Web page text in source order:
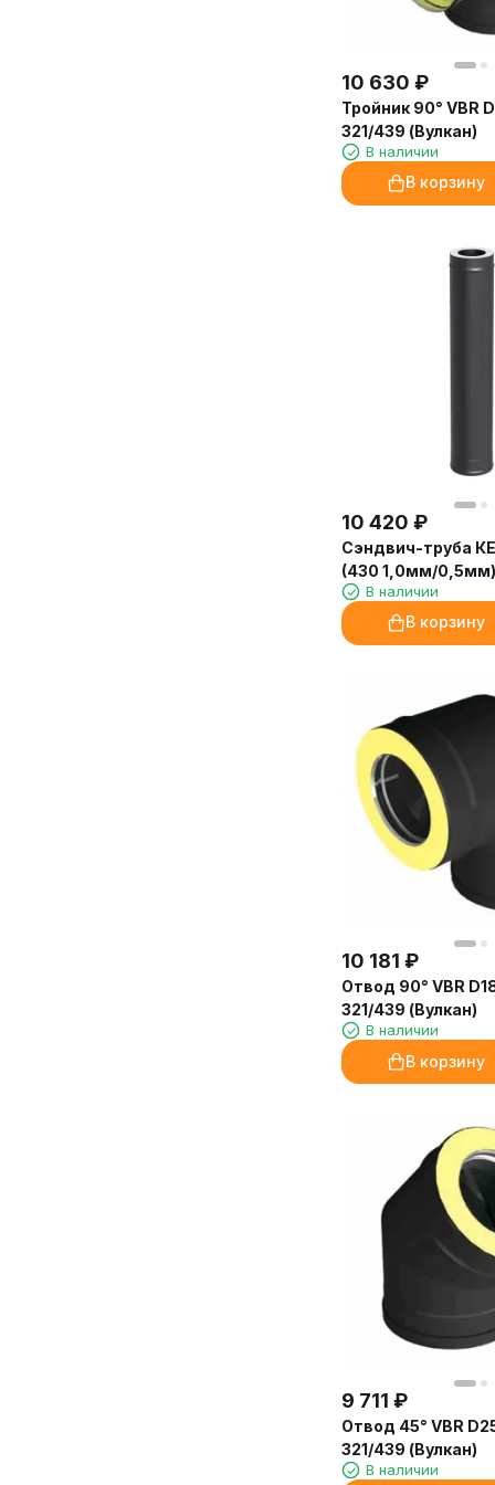
10 630 ₽
Тройник 90° VBR
321/439 (Вулкан)
В наличии
В корзину
10 420 ₽
Сэндвич-труба
(430 1,0мм/0,5мм) д.200х300,
L-1мВ наличии
В корзину
10 181 ₽
Отвод 90° VBR
321/439 (Вулкан)
В наличии
В корзину
9 711 ₽
Отвод 45° VBR
321/439 (Вулкан)
В наличии